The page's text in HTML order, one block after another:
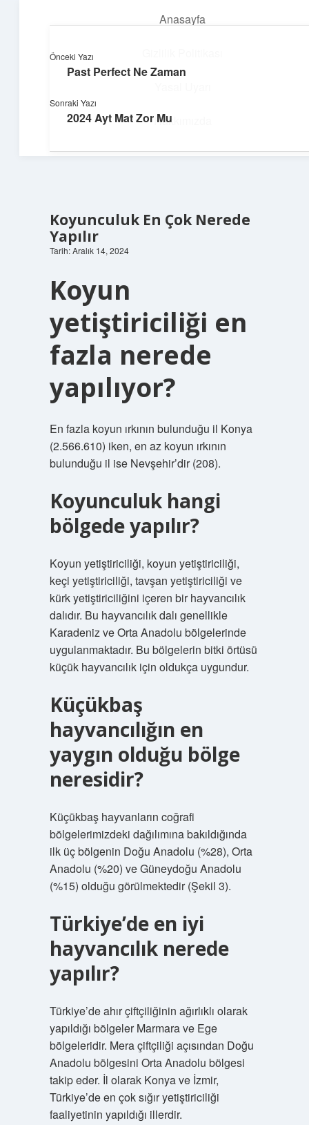
Anasayfa
Hakkımızda
Yaratıcı projelerle dünyanı inşa et!
Koyunculuk En Çok Nerede
Yapılır
Tarih: Aralık 14, 2024
Koyun
yetiştiriciliği en
fazla nerede
yapılıyor?
En fazla koyun ırkının bulunduğu il Konya
(2.566.610) iken, en az koyun ırkının
bulunduğu il ise Nevşehir’dir (208).
Koyunculuk hangi
bölgede yapılır?
Koyun yetiştiriciliği, koyun yetiştiriciliği,
keçi yetiştiriciliği, tavşan yetiştiriciliği ve
kürk yetiştiriciliğini içeren bir hayvancılık
dalıdır. Bu hayvancılık dalı genellikle
Karadeniz ve Orta Anadolu bölgelerinde
uygulanmaktadır. Bu bölgelerin bitki örtüsü
küçük hayvancılık için oldukça uygundur.
Küçükbaş
hayvancılığın en
yaygın olduğu bölge
neresidir?
Küçükbaş hayvanların coğrafi
bölgelerimizdeki dağılımına bakıldığında
ilk üç bölgenin Doğu Anadolu (%28), Orta
Anadolu (%20) ve Güneydoğu Anadolu
(%15) olduğu görülmektedir (Şekil 3).
Türkiye’de en iyi
hayvancılık nerede
yapılır?
Türkiye’de ahır çiftçiliğinin ağırlıklı olarak
yapıldığı bölgeler Marmara ve Ege
bölgeleridir. Mera çiftçiliği açısından Doğu
Anadolu bölgesini Orta Anadolu bölgesi
takip eder. İl olarak Konya ve İzmir,
Türkiye’de en çok sığır yetiştiriciliği
faaliyetinin yapıldığı illerdir.
Önceki Yazı
Past Perfect Ne Zaman
Sonraki Yazı
2024 Ayt Mat Zor Mu